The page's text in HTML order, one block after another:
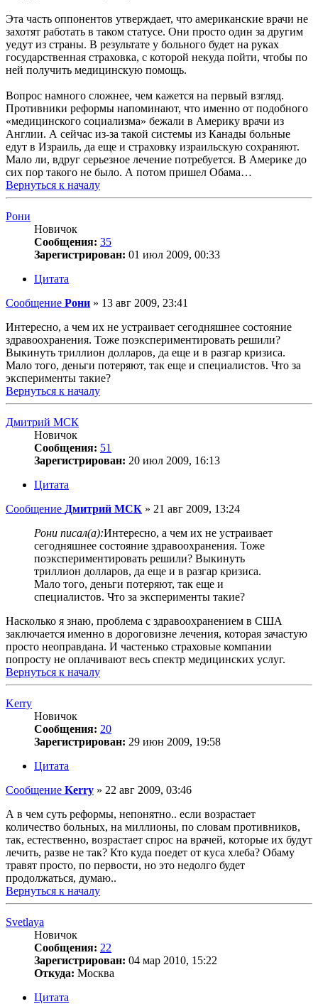
Эта часть оппонентов утверждает, что американские врачи не
захотят работать в таком статусе. Они просто один за другим
уедут из страны. В результате у больного будет на руках
государственная страховка, с которой некуда пойти, чтобы по
ней получить медицинскую помощь.
Вопрос намного сложнее, чем кажется на первый взгляд.
Противники реформы напоминают, что именно от подобного
«медицинского социализма» бежали в Америку врачи из
Англии. А сейчас из-за такой системы из Канады больные
едут в Израиль, да еще и страховку израильскую сохраняют.
Мало ли, вдруг серьезное лечение потребуется. В Америке до
сих пор такого не было. А потом пришел Обама…
Вернуться к началу
Рони
Новичок
Сообщения: 35
Зарегистрирован: 01 июл 2009, 00:33
Цитата
Сообщение Рони » 13 авг 2009, 23:41
Интересно, а чем их не устраивает сегодняшнее состояние
здравоохранения. Тоже поэкспериментировать решили?
Выкинуть триллион долларов, да еще и в разгар кризиса.
Мало того, деньги потеряют, так еще и специалистов. Что за
эксперименты такие?
Вернуться к началу
Дмитрий МСК
Новичок
Сообщения: 51
Зарегистрирован: 20 июл 2009, 16:13
Цитата
Сообщение Дмитрий МСК » 21 авг 2009, 13:24
Рони писал(а):Интересно, а чем их не устраивает
сегодняшнее состояние здравоохранения. Тоже
поэкспериментировать решили? Выкинуть
триллион долларов, да еще и в разгар кризиса.
Мало того, деньги потеряют, так еще и
специалистов. Что за эксперименты такие?
Насколько я знаю, проблема с здравоохранением в США
заключается именно в дороговизне лечения, которая зачастую
просто неоправдана. И частенько страховые компании
попросту не оплачивают весь спектр медицинских услуг.
Вернуться к началу
Kerry
Новичок
Сообщения: 20
Зарегистрирован: 29 июн 2009, 19:58
Цитата
Сообщение Kerry » 22 авг 2009, 03:46
А в чем суть реформы, непонятно.. если возрастает
количество больных, на миллионы, по словам противников,
так, естественно, возрастает спрос на врачей, которые их будут
лечить, разве не так? Кто куда поедет от куса хлеба? Обаму
травят просто, по первости, но это недолго будет
продолжаться, думаю..
Вернуться к началу
Svetlaya
Новичок
Сообщения: 22
Зарегистрирован: 04 мар 2010, 15:22
Откуда: Москва
Цитата